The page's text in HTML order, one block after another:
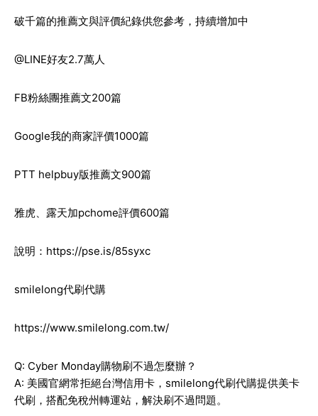
破千篇的推薦文與評價紀錄供您參考，持續增加中
@LINE好友2.7萬人
FB粉絲團推薦文200篇
Google我的商家評價1000篇
PTT helpbuy版推薦文900篇
雅虎、露天加pchome評價600篇
說明： https://pse.is/85syxc
smilelong代刷代購
https://www.smilelong.com.tw/
Q: Cyber Monday購物刷不過怎麼辦？
A: 美國官網常拒絕台灣信用卡，smilelong代刷代購提供美卡
代刷，搭配免稅州轉運站，解決刷不過問題。